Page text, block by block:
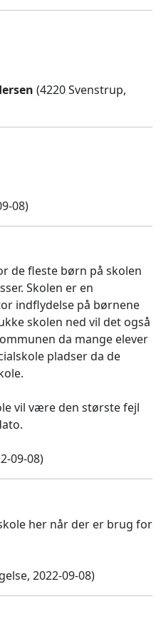
(4220 Svenstrup,
08)
de fleste børn på skolen
Skolen er en
indflydelse på børnene
skolen ned vil det også
da mange elever
pladser da de
vil være den største fejl
09-08)
her når der er brug for
2022-09-08)